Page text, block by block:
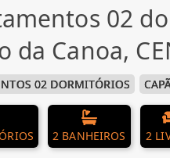
02
da Canoa,
02 DORMITÓRIOS
2 BANHEIROS 2